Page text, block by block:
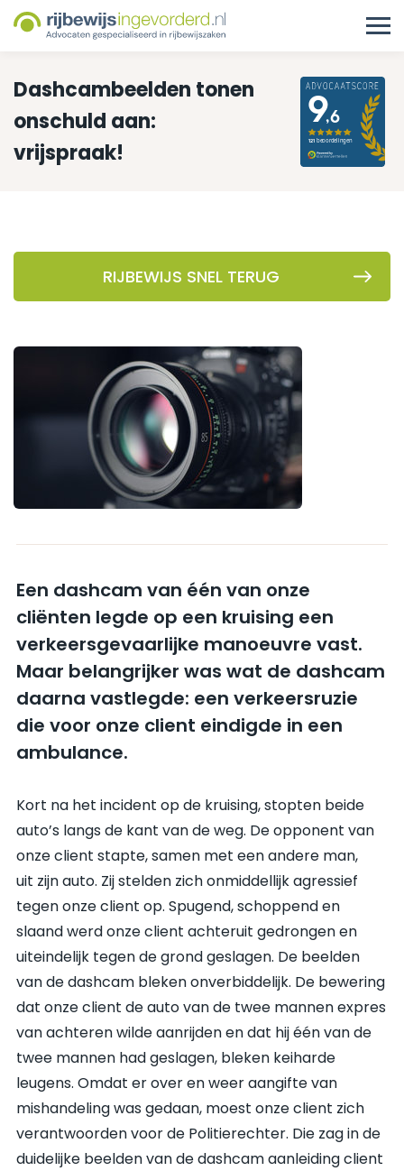
Dashcambeelden tonen
onschuld aan:
vrijspraak!
RIJBEWIJS SNEL TERUG
Een dashcam van één van onze
cliënten legde op een kruising een
verkeersgevaarlijke manoeuvre vast.
Maar belangrijker was wat de dashcam
daarna vastlegde: een verkeersruzie
die voor onze client eindigde in een
ambulance.
Kort na het incident op de kruising, stopten beide
auto’s langs de kant van de weg. De opponent van
onze client stapte, samen met een andere man,
uit zijn auto. Zij stelden zich onmiddellijk agressief
tegen onze client op. Spugend, schoppend en
slaand werd onze client achteruit gedrongen en
uiteindelijk tegen de grond geslagen. De beelden
van de dashcam bleken onverbiddelijk. De bewering
dat onze client de auto van de twee mannen expres
van achteren wilde aanrijden en dat hij één van de
twee mannen had geslagen, bleken keiharde
leugens. Omdat er over en weer aangifte van
mishandeling was gedaan, moest onze client zich
verantwoorden voor de Politierechter. Die zag in de
duidelijke beelden van de dashcam aanleiding client